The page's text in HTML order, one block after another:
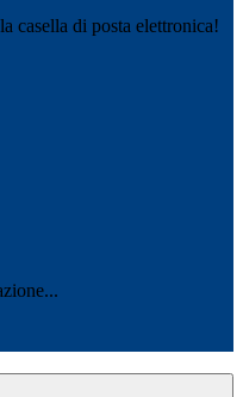
casella di posta elettronica!